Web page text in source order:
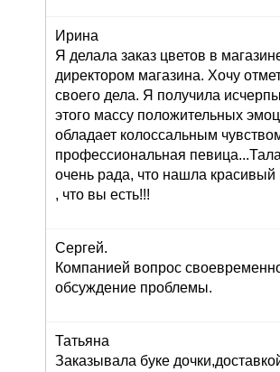
Ирина
Я делала заказ цветов в
директором магазина. Хочу
своего дела. Я получила
этого массу положительных
обладает колоссальным
профессиональная
очень рада, что нашла
, что вы есть!!!
Сергей.
Компанией вопрос
обсуждение проблемы.
Татьяна
Заказывала буке